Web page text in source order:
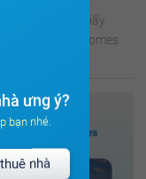
ký kết và trao Giấy
Bình". YouHomes
ưng ý?
bạn nhé.
nhà